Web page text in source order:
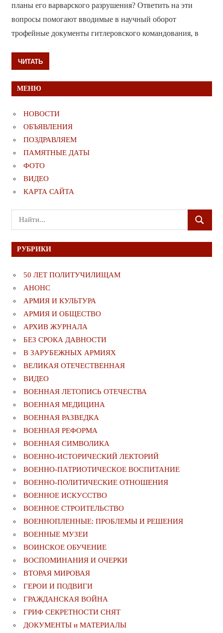
планы его варварского разрушения? Ответить на эти
вопросы помогают вводимые в научный оборот
трофейные документы гитлеровского командования, в
ЧИТАТЬ
МЕНЮ
НОВОСТИ
ОБЪЯВЛЕНИЯ
ПОЗДРАВЛЯЕМ
ПАМЯТНЫЕ ДАТЫ
ФОТО
ВИДЕО
КАРТА САЙТА
Поиск
для:
ПОИСК
РУБРИКИ
50 ЛЕТ ПОЛИТУЧИЛИЩАМ
АНОНС
АРМИЯ И КУЛЬТУРА
АРМИЯ И ОБЩЕСТВО
АРХИВ ЖУРНАЛА
БЕЗ СРОКА ДАВНОСТИ
В ЗАРУБЕЖНЫХ АРМИЯХ
ВЕЛИКАЯ ОТЕЧЕСТВЕННАЯ
ВИДЕО
ВОЕННАЯ ЛЕТОПИСЬ ОТЕЧЕСТВА
ВОЕННАЯ МЕДИЦИНА
ВОЕННАЯ РАЗВЕДКА
ВОЕННАЯ РЕФОРМА
ВОЕННАЯ СИМВОЛИКА
ВОЕННО-ИСТОРИЧЕСКИЙ ЛЕКТОРИЙ
ВОЕННО-ПАТРИОТИЧЕСКОЕ ВОСПИТАНИЕ
ВОЕННО-ПОЛИТИЧЕСКИE ОТНОШЕНИЯ
ВОЕННОЕ ИСКУССТВО
ВОЕННОЕ СТРОИТЕЛЬСТВО
ВОЕННОПЛЕННЫЕ: ПРОБЛЕМЫ И РЕШЕНИЯ
ВОЕННЫЕ МУЗЕИ
ВОИНСКОЕ ОБУЧЕНИЕ
ВОСПОМИНАНИЯ И ОЧЕРКИ
ВТОРАЯ МИРОВАЯ
ГЕРОИ И ПОДВИГИ
ГРАЖДАНСКАЯ ВОЙНА
ГРИФ СЕКРЕТНОСТИ СНЯТ
ДОКУМЕНТЫ и МАТЕРИАЛЫ